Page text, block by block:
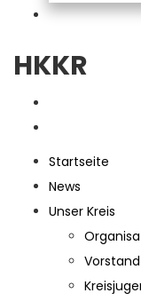
HKKR
Startseite
News
Unser Kreis
Vorstand